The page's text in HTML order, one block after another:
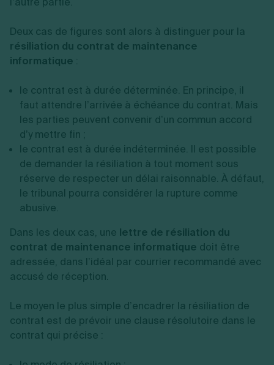
Deux cas de figures sont alors à distinguer pour la
résiliation du contrat de maintenance
informatique :
le contrat est à durée déterminée. En principe, il
faut attendre l’arrivée à échéance du contrat. Mais
les parties peuvent convenir d’un commun accord
d’y mettre fin ;
le contrat est à durée indéterminée. Il est possible
de demander la résiliation à tout moment sous
réserve de respecter un délai raisonnable. À défaut,
le tribunal pourra considérer la rupture comme
abusive.
Dans les deux cas, une lettre de résiliation du
contrat de maintenance informatique doit être
adressée, dans l’idéal par courrier recommandé avec
accusé de réception.
Le moyen le plus simple d’encadrer la résiliation de
contrat est de prévoir une clause résolutoire dans le
contrat qui précise :